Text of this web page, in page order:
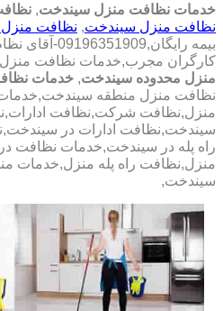
خدمات نظافت منزل سیندخت,
نظافت منزل سیندخت, نظافت
بیمه
کارگران مجرب,خدمات نظافت
منزل محدوده سیندخت, خدمات
نظافت منزل منطقه
منزل,نظافت شرکت,نظافت
سیندخت,نظافت ادارات در
راه پله در سیندخت,خدمات نظافت
منزل,نظافت راه پله منزل,خدمات
سیندخت,